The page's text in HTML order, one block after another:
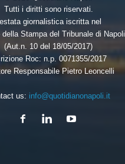
Tutti i diritti sono riservati.
giornalistica iscritta nel
della Stampa del Tribunale di Napoli
(Aut.n. 10 del 18/05/2017)
Roc: n.p. 0071355/2017
Responsabile Pietro Leoncelli
us: info@quotidianonapoli.it